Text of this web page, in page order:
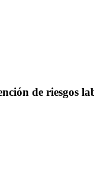
de riesgos